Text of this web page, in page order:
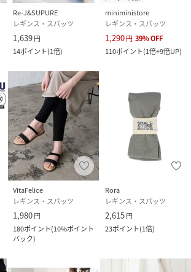
Re-J&SUPURE
レギンス・スパッツ
1,639円
14ポイント(1倍)
miniministore
レギンス・スパッツ
1,290円 39%OFF
110ポイント(1倍+9倍UP)
VitaFelice
レギンス・スパッツ
1,980円
180ポイント(10%ポイント
バック)
Rora
レギンス・スパッツ
2,615円
23ポイント(1倍)